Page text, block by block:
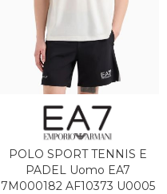
POLO SPORT TENNIS E
PADEL Uomo EA7
7M000182 AF10373 U0005